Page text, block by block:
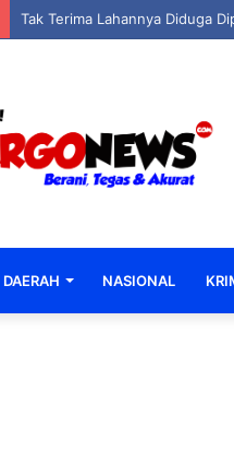
Tak Terima Lahannya Diduga
DAERAH NASIONAL